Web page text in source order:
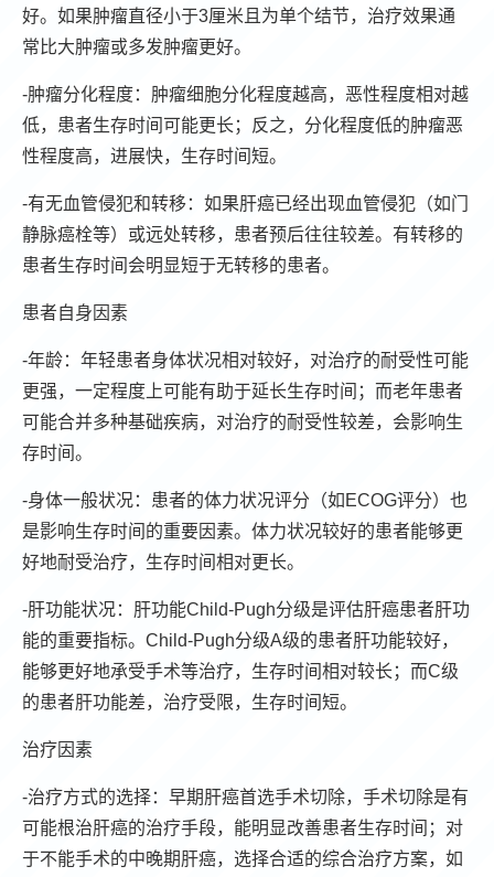
好。如果肿瘤直径小于3厘米且为单个结节，治疗效果通
常比大肿瘤或多发肿瘤更好。
-肿瘤分化程度：肿瘤细胞分化程度越高，恶性程度相对越
低，患者生存时间可能更长；反之，分化程度低的肿瘤恶
性程度高，进展快，生存时间短。
-有无血管侵犯和转移：如果肝癌已经出现血管侵犯（如门
静脉癌栓等）或远处转移，患者预后往往较差。有转移的
患者生存时间会明显短于无转移的患者。
患者自身因素
-年龄：年轻患者身体状况相对较好，对治疗的耐受性可能
更强，一定程度上可能有助于延长生存时间；而老年患者
可能合并多种基础疾病，对治疗的耐受性较差，会影响生
存时间。
-身体一般状况：患者的体力状况评分（如ECOG评分）也
是影响生存时间的重要因素。体力状况较好的患者能够更
好地耐受治疗，生存时间相对更长。
-肝功能状况：肝功能Child-Pugh分级是评估肝癌患者肝功
能的重要指标。Child-Pugh分级A级的患者肝功能较好，
能够更好地承受手术等治疗，生存时间相对较长；而C级
的患者肝功能差，治疗受限，生存时间短。
治疗因素
-治疗方式的选择：早期肝癌首选手术切除，手术切除是有
可能根治肝癌的治疗手段，能明显改善患者生存时间；对
于不能手术的中晚期肝癌，选择合适的综合治疗方案，如